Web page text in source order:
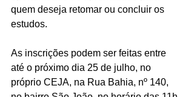
quem deseja retomar ou concluir os
estudos.
As inscrições podem ser feitas entre
até o próximo dia 25 de julho, no
próprio CEJA, na Rua Bahia, nº 140,